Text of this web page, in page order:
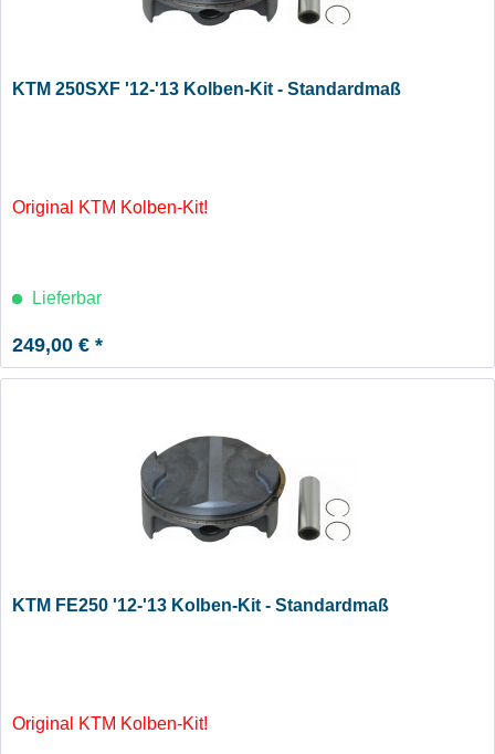
KTM 250SXF '12-'13 Kolben-Kit - Standardmaß
Original KTM Kolben-Kit!
Lieferbar
249,00 € *
KTM FE250 '12-'13 Kolben-Kit - Standardmaß
Original KTM Kolben-Kit!